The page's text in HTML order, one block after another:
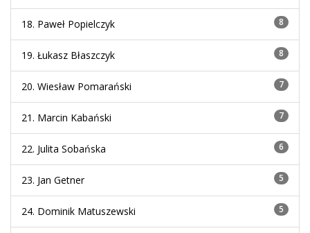
18. Paweł Popielczyk 8
19. Łukasz Błaszczyk 8
20. Wiesław Pomarański 7
21. Marcin Kabański 7
22. Julita Sobańska 6
23. Jan Getner 5
24. Dominik Matuszewski 5